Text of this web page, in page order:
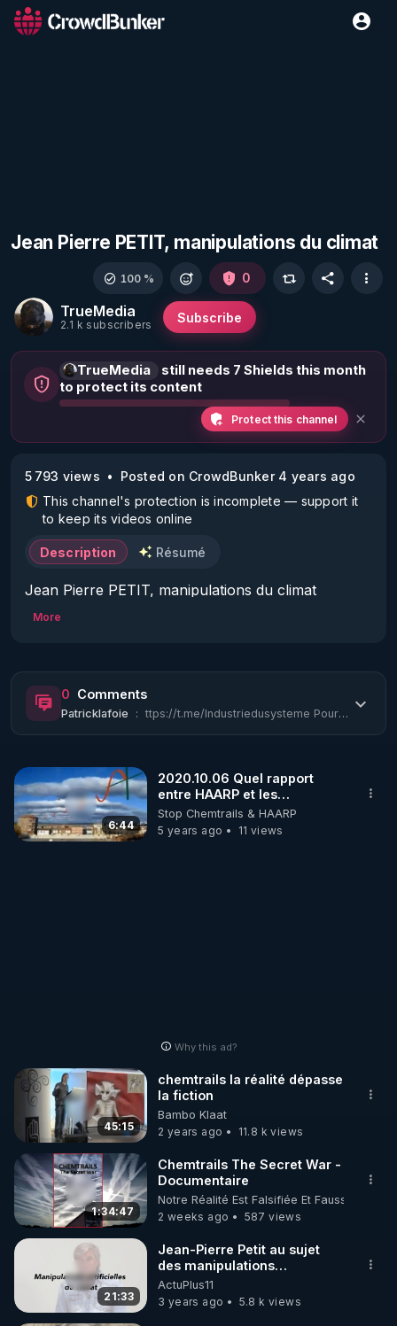
Jean Pierre PETIT, manipulations du climat
TrueMedia
2.1 k subscribers Subscribe
100 % 0
TrueMedia
still needs 7 Shields this month
to protect its content
Protect this channel
5 793 views
Posted on CrowdBunker 4 years ago
This channel's protection is incomplete — support it
to keep its videos online
Description Résumé
Jean Pierre PETIT, manipulations du climat
More
0 Comments
Patricklafoie : ttps://t.me/Industriedusysteme Pour tous vos besoins des pass sanitaires de perm...
6:44
2020.10.06 Quel rapport
entre HAARP et les
intempéries catastrophiques
selon Alain Roman
Stop Chemtrails & HAARP
5 years ago
11 views
Why this ad?
45:15
chemtrails la réalité dépasse
la fiction
Bambo Klaat
2 years ago
11.8 k views
1:34:47
Chemtrails The Secret War -
Documentaire
Notre Réalité Est Falsifiée Et Fausse
2 weeks ago
587 views
21:33
Jean-Pierre Petit au sujet
des manipulations
climatiques et autres
réjouissances du même type
ActuPlus11
3 years ago
5.8 k views